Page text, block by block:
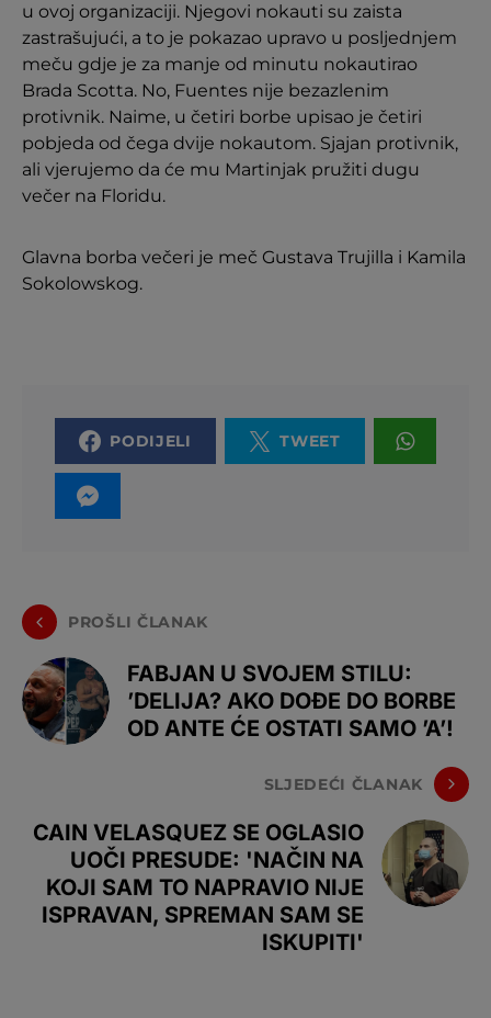
u ovoj organizaciji. Njegovi nokauti su zaista
zastrašujući, a to je pokazao upravo u posljednjem
meču gdje je za manje od minutu nokautirao
Brada Scotta. No, Fuentes nije bezazlenim
protivnik. Naime, u četiri borbe upisao je četiri
pobjeda od čega dvije nokautom. Sjajan protivnik,
ali vjerujemo da će mu Martinjak pružiti dugu
večer na Floridu.
Glavna borba večeri je meč Gustava Trujilla i Kamila
Sokolowskog.
PODIJELI TWEET
PROŠLI ČLANAK
FABJAN U SVOJEM STILU:
’DELIJA? AKO DOĐE DO BORBE
OD ANTE ĆE OSTATI SAMO ’A’!
SLJEDEĆI ČLANAK
CAIN VELASQUEZ SE OGLASIO
UOČI PRESUDE: 'NAČIN NA
KOJI SAM TO NAPRAVIO NIJE
ISPRAVAN, SPREMAN SAM SE
ISKUPITI'